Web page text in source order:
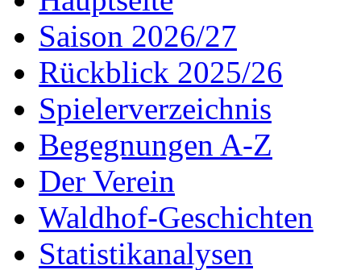
Saison 2026/27
Rückblick 2025/26
Spielerverzeichnis
Begegnungen A-Z
Der Verein
Waldhof-Geschichten
Statistikanalysen